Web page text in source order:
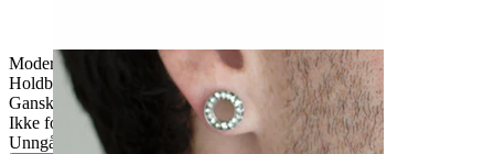
Moderat bruk
Holdbar
Ganske enkelt
Ikke for sensitiv hud
Unngå vann